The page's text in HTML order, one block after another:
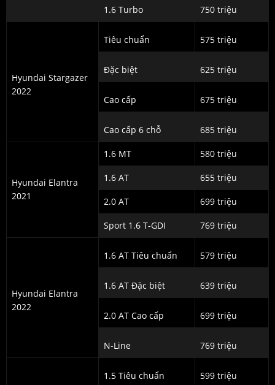
1.6 Turbo 750 triệu
Hyundai Stargazer
2022
Tiêu chuẩn 575 triệu
Đặc biệt 625 triệu
Cao cấp 675 triệu
Cao cấp 6 chỗ 685 triệu
Hyundai Elantra
2021
1.6 MT 580 triệu
1.6 AT 655 triệu
2.0 AT 699 triệu
Sport 1.6 T-GDI 769 triệu
Hyundai Elantra
2022
1.6 AT Tiêu chuẩn 579 triệu
1.6 AT Đặc biệt 639 triệu
2.0 AT Cao cấp 699 triệu
N-Line 769 triệu
1.5 Tiêu chuẩn 599 triệu